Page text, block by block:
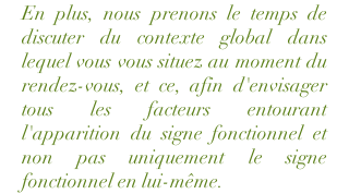
En plus, nous prenons le temps de
discuter du contexte global dans
lequel vous vous situez au moment du
rendez-vous, et ce, afin d'envisager
tous les facteurs entourant
l'apparition du signe fonctionnel et
non pas uniquement le signe
fonctionnel en lui-même.